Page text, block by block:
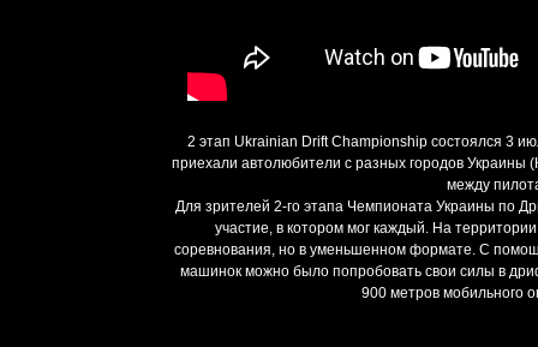
2 этап Ukrainian Drift Championship состоялся 3
приехали автолюбители с разных городов
между
Для зрителей 2-го этапа Чемпионата Украины по
участие, в котором мог каждый. На
соревнования, но в уменьшенном формате. С
машинок можно было попробовать свои силы в
900 метров мобильного